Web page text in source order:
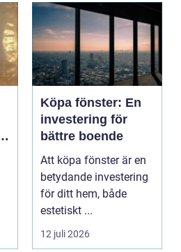
Köpa fönster: En
investering för
bättre boende
Att köpa fönster är en
betydande investering
för ditt hem, både
estetiskt ...
12 juli 2026